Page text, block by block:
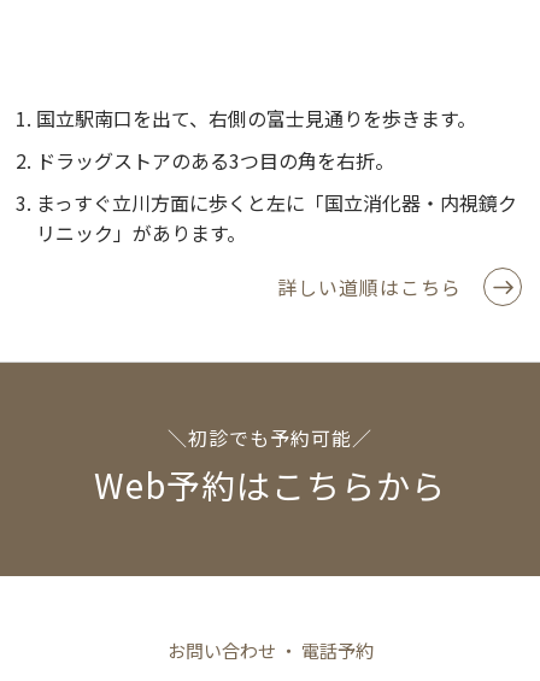
国立駅南口を出て、右側の富士見通りを歩きます。
ドラッグストアのある3つ目の角を右折。
まっすぐ立川方面に歩くと左に「国立消化器・内視鏡ク
リニック」があります。
詳しい道順はこちら
＼初診でも予約可能／
Web予約はこちらから
お問い合わせ ・ 電話予約